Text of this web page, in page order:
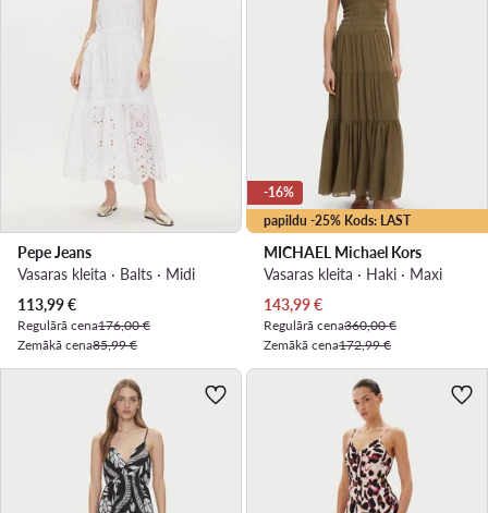
Pepe Jeans
Vasaras kleita · Balts · Midi
Pašreizējā cena
113,99€
Regulārā cena176,00 €
Zemākā cena85,99 €
papildu -25% Kods: LAST
-16%
MICHAEL Michael Kors
Vasaras kleita · Haki · Maxi
Pašreizējā cena
143,99€
Regulārā cena360,00 €
Zemākā cena172,99 €